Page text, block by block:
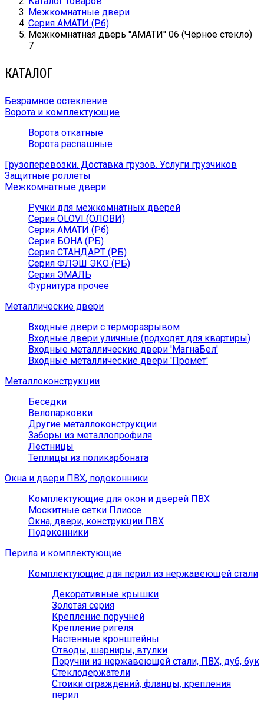
Межкомнатные двери
Серия АМАТИ (Рб)
Межкомнатная дверь ''АМАТИ'' 06 (Чёрное стекло)
7
КАТАЛОГ
Безрамное остекление
Ворота и комплектующие
Ворота откатные
Ворота распашные
Грузоперевозки. Доставка грузов. Услуги грузчиков
Защитные роллеты
Межкомнатные двери
Ручки для межкомнатных дверей
Серия OLOVI (ОЛОВИ)
Серия АМАТИ (Рб)
Серия БОНА (РБ)
Серия СТАНДАРТ (РБ)
Серия ФЛЭШ ЭКО (РБ)
Серия ЭМАЛЬ
Фурнитура прочее
Металлические двери
Входные двери с терморазрывом
Входные двери уличные (подходят для квартиры)
Входные металлические двери 'МагнаБел'
Входные металлические двери 'Промет'
Металлоконструкции
Беседки
Велопарковки
Другие металлоконструкции
Заборы из металлопрофиля
Лестницы
Теплицы из поликарбоната
Окна и двери ПВХ, подоконники
Комплектующие для окон и дверей ПВХ
Москитные сетки Плиссе
Окна, двери, конструкции ПВХ
Подоконники
Перила и комплектующие
Комплектующие для перил из нержавеющей стали
Декоративные крышки
Золотая серия
Крепление поручней
Крепление ригеля
Настенные кронштейны
Отводы, шарниры, втулки
Поручни из нержавеющей стали, ПВХ, дуб, бук
Стеклодержатели
Стоики ограждений, фланцы, крепления
перил